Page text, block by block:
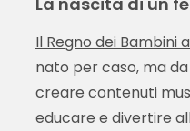
Il Regno dei Bambini
nato per caso, ma
creare contenuti
educare e divertire